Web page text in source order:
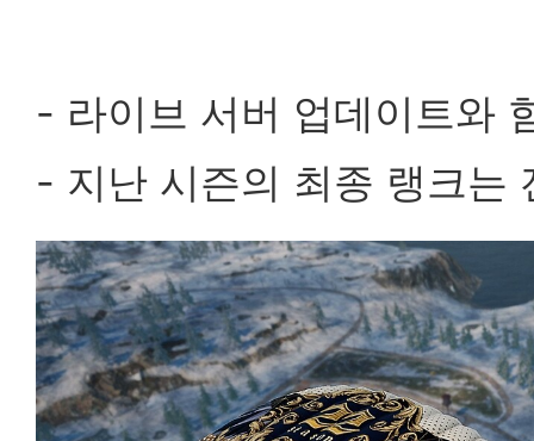
- 라이브 서버 업데이트와
- 지난 시즌의 최종 랭크는